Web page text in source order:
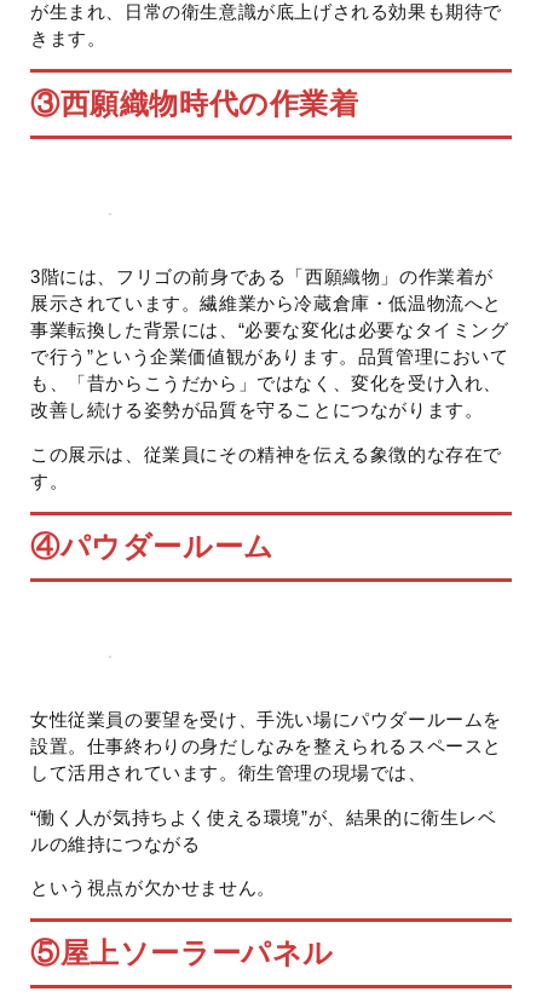
が生まれ、日常の衛生意識が底上げされる効果も期待で
きます。
③西願織物時代の作業着
3階には、フリゴの前身である「西願織物」の作業着が
展示されています。繊維業から冷蔵倉庫・低温物流へと
事業転換した背景には、“必要な変化は必要なタイミング
で行う”という企業価値観があります。品質管理において
も、「昔からこうだから」ではなく、変化を受け入れ、
改善し続ける姿勢が品質を守ることにつながります。
この展示は、従業員にその精神を伝える象徴的な存在で
す。
④パウダールーム
女性従業員の要望を受け、手洗い場にパウダールームを
設置。仕事終わりの身だしなみを整えられるスペースと
して活用されています。衛生管理の現場では、
“働く人が気持ちよく使える環境”が、結果的に衛生レベ
ルの維持につながる
という視点が欠かせません。
⑤屋上ソーラーパネル